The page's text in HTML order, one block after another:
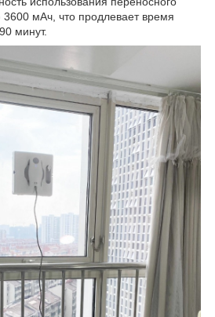
3600 мАч, что продлевает время
минут.